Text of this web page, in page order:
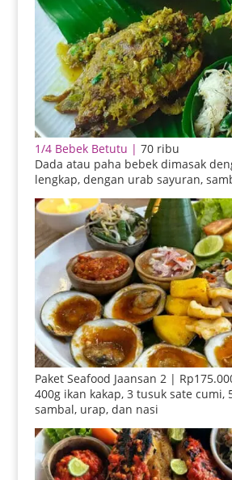
1/4 Bebek Betutu | 70 ribu
Dada atau paha bebek dimasak
lengkap, dengan urab sayuran,
Paket Seafood Jaansan 2 |
400g ikan kakap, 3 tusuk sate cumi,
sambal, urap, dan nasi